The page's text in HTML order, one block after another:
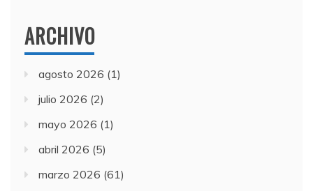
ARCHIVO
agosto 2026 (1)
julio 2026 (2)
mayo 2026 (1)
abril 2026 (5)
marzo 2026 (61)